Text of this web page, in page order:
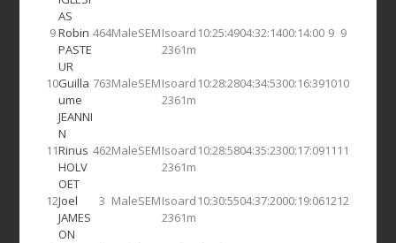
AS
9Robin
PASTE
UR
464MaleSEMIsoard
2361m
10:25:4904:32:1400:14:00 9 9
10Guilla
ume
JEANNI
N
763MaleSEMIsoard
2361m
10:28:2804:34:5300:16:391010
11Rinus
HOLV
OET
462MaleSEMIsoard
2361m
10:28:5804:35:2300:17:0911 11
12Joel
JAMES
ON
3 MaleSEMIsoard
2361m
10:30:5504:37:2000:19:061212